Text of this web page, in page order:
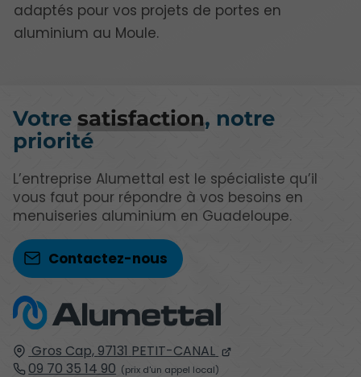
adaptés pour vos projets de portes en
aluminium au Moule.
Gros Cap,97131 PETIT-CANAL
09 70 35 14 90
Votre satisfaction, notre
priorité
L’entreprise Alumettal est le spécialiste qu’il
vous faut pour répondre à vos besoins en
menuiseries aluminium en Guadeloupe.
Contactez-nous